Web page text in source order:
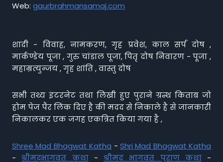
Web: gaurbrahmansamaj.com
शादी - विवाह, नामकरण, गृह प्रवेश, काल सर्प दोष ,
मार्कण्डेय पूजा , गुरु चांडाल पूजा, पितृ दोष निवारण - पूजा ,
महाम्रत्युन्जय , गृह शांति , वास्तु दोष
सभी तथ्य इंटरनेट तथा लिखी हुए पुराने ग्रन्थ किताब जो
होम पेज पैर लिंक दिए है की मदद से निकाले है से जानकारी
निकालकर एक जगह एकत्रित किया गया है ,
Shree Mad Bhagwat Katha - Shri Mad Bhagwat Katha
- श्रीमद्भागवत कथा- श्रीमद भागवत पुराण कथा-